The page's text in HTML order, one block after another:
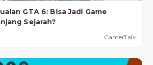
GTA 6: Bisa Jadi Game
Sejarah?
GamerTalk